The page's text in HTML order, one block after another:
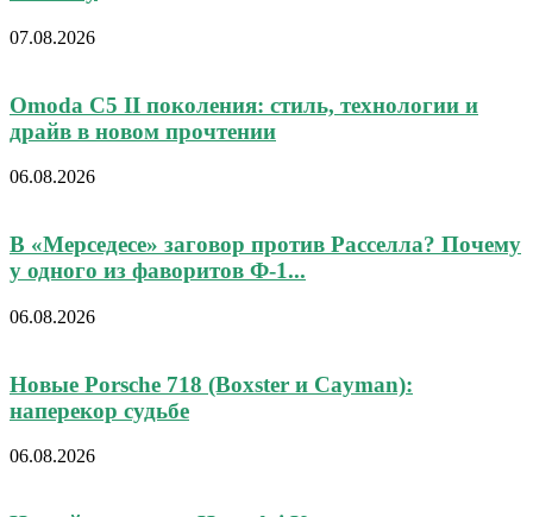
07.08.2026
Omoda C5 II поколения: стиль, технологии и
драйв в новом прочтении
06.08.2026
В «Мерседесе» заговор против Расселла? Почему
у одного из фаворитов Ф-1...
06.08.2026
Новые Porsche 718 (Boxster и Cayman):
наперекор судьбе
06.08.2026